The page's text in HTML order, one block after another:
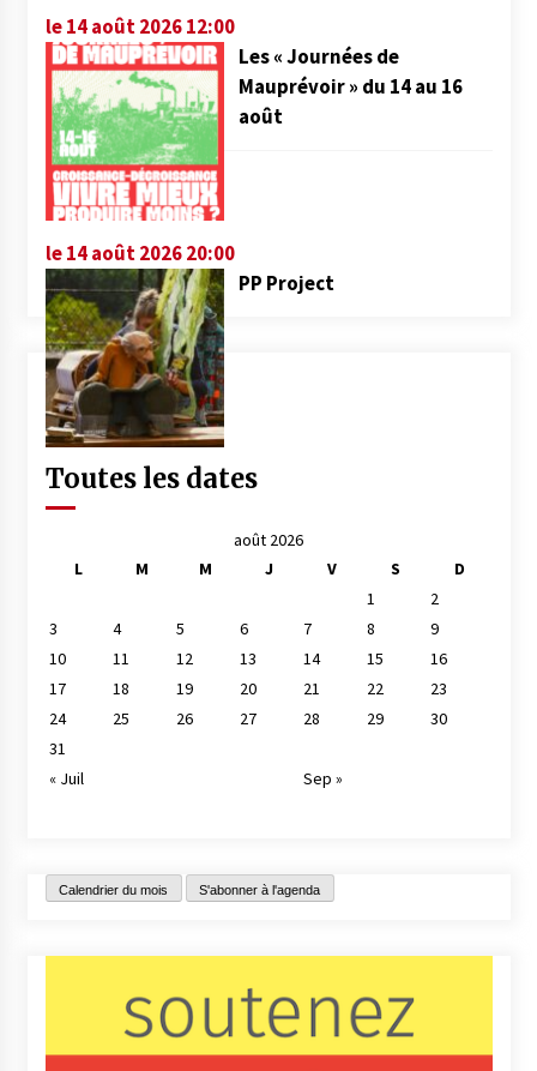
le 14 août 2026 12:00
Les « Journées de
Mauprévoir » du 14 au 16
août
le 14 août 2026 20:00
PP Project
Toutes les dates
août 2026
L
M M J V S
D
1
2
3
4 5 6 7 8
9
10
11 12 13 14 15
16
17
18 19 20 21 22
23
24
25 26 27 28 29
30
31
« Juil
Sep »
Calendrier du mois S'abonner à l'agenda